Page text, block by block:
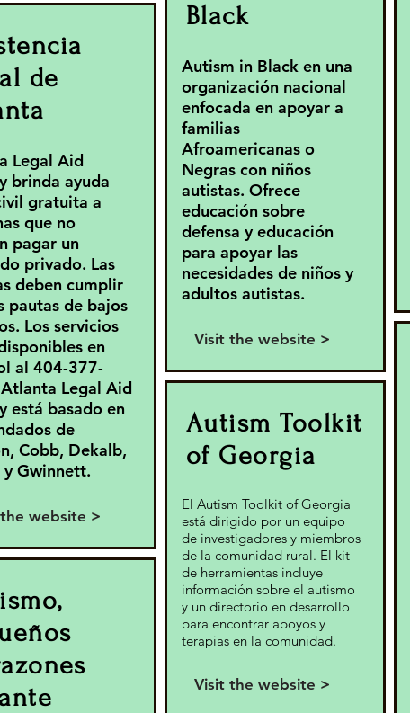
de
Legal Aid
brinda ayuda
gratuita a
que no
pagar un
privado. Las
deben cumplir
pautas de bajos
Los servicios
en
al 404-377-
Legal Aid
está basado en
de
Cobb, Dekalb,
y Gwinnett.
website >
Black
Autism in Black en una
organización nacional
enfocada en apoyar a
familias
Afroamericanas o
Negras con niños
autistas. Ofrece
educación sobre
defensa y educación
para apoyar las
necesidades de niños y
adultos autistas.
Visit the website >
Autism Toolkit
of Georgia
El Autism Toolkit of Georgia
está dirigido por un equipo
de investigadores y miembros
de la comunidad rural. El kit
de herramientas incluye
información sobre el autismo
y un directorio en desarrollo
para encontrar apoyos y
terapias en la comunidad.
Visit the website >